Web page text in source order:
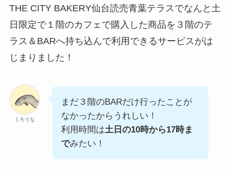
THE CITY BAKERY仙台読売青葉テラスでなんと土
日限定で１階のカフェで購入した商品を３階のテ
ラス＆BARへ持ち込んで利用できるサービスがは
じまりました！
くろうな
まだ３階のBARだけ行ったことが
なかったからうれしい！
利用時間は土日の10時から17時ま
でみたい！